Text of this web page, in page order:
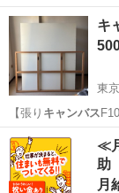
福岡 大川市
キ
東
【張り キャンバス
東京 町田市
≪
助
月